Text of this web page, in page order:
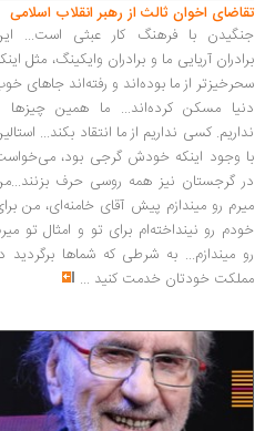
تقاضای اخوان ثالث از رهبر انقلاب اسلامی
جنگیدن با فرهنگ کار عبثی است...
برادران آریایی ما و برادران وایکینگ، مثل
سحرخیزتر از ما بوده‌اند و رفته‌اند جاهای
دنیا مسکن کرده‌اند... ما همین چیزها
نداریم. کسی نداریم از ما انتقاد بکند...
با وجود اینکه خودش گرجی بود،
در گرجستان نیز همه روسی حرف
میرم رو میندازم پیش آقای خامنه‌ای، من
خودم رو نینداخته‌ام برای تو و امثال تو
رو میندازم... به شرطی که شماها برگردید
مملکت خودتان خدمت کنید ...